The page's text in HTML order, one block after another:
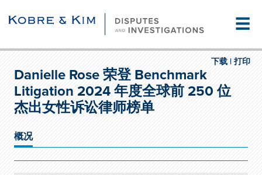
☰
打印
下载 |
Danielle Rose 荣登 Benchmark
Litigation 2024 年度全球前 250 位
杰出女性诉讼律师榜单
概况